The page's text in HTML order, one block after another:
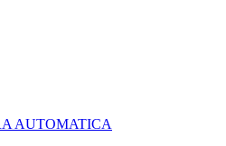
AUTOMATICA